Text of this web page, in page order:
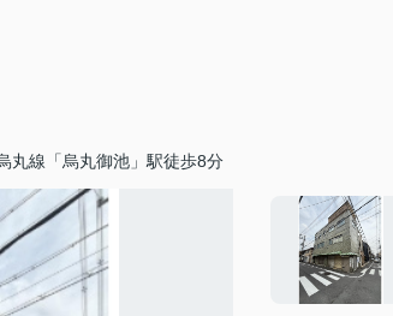
丸線「烏丸御池」駅徒歩8分